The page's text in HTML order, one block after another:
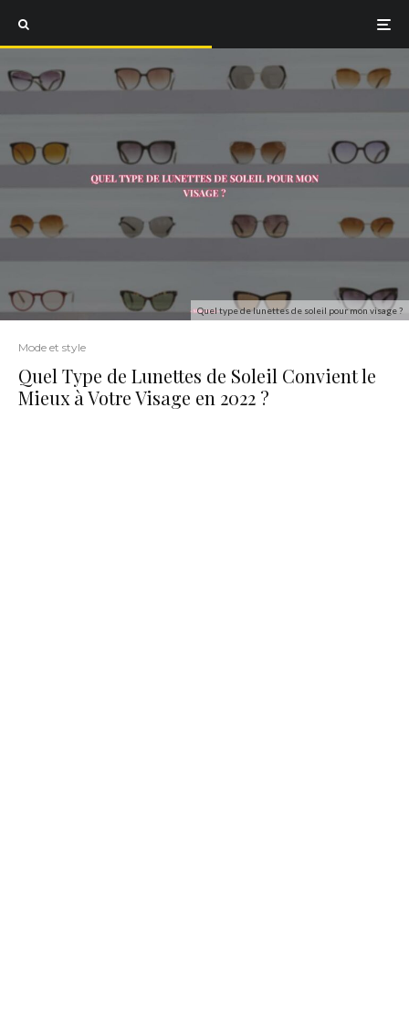
Quel type de lunettes de soleil pour mon visage ?
Mode et style
Quel Type de Lunettes de Soleil Convient le
Mieux à Votre Visage en 2022 ?